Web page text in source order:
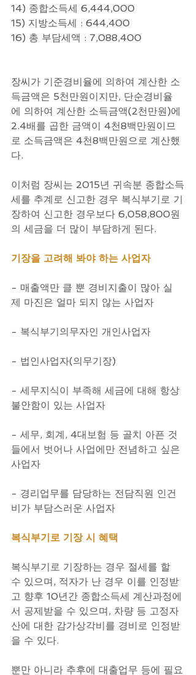
14) 종합소득세 6,444,000
15) 지방소득세 : 644,400
16) 총 부담세액 : 7,088,400
장씨가 기준경비율에 의하여 계산한 소
득금액은 5천만원이지만, 단순경비율
에 의하여 계산한 소득금액(2천만원)에
2.4배를 곱한 금액이 4천8백만원이므
로 소득금액은 4천8백만원으로 계산했
다.
이처럼 장씨는 2015년 귀속분 종합소득
세를 추계로 신고한 경우 복식부기로 기
장하여 신고한 경우보다 6,058,800원
의 세금을 더 많이 부담하게 된다.
기장을 고려해 봐야 하는 사업자
- 매출액만 클 뿐 경비지출이 많아 실
제 마진은 얼마 되지 않는 사업자
- 복식부기의무자인 개인사업자
- 법인사업자(의무기장)
- 세무지식이 부족해 세금에 대해 항상
불안함이 있는 사업자
- 세무, 회계, 4대보험 등 골치 아픈 것
들에서 벗어나 사업에만 전념하고 싶은
사업자
- 경리업무를 담당하는 전담직원 인건
비가 부담스러운 사업자
복식부기로 기장 시 혜택
복식부기로 기장하는 경우 절세를 할
수 있으며, 적자가 난 경우 이를 인정받
고 향후 10년간 종합소득세 계산과정에
서 공제받을 수 있으며, 차량 등 고정자
산에 대한 감가상각비를 경비로 인정받
을 수 있다.
뿐만 아니라 추후에 대출업무 등에 필요